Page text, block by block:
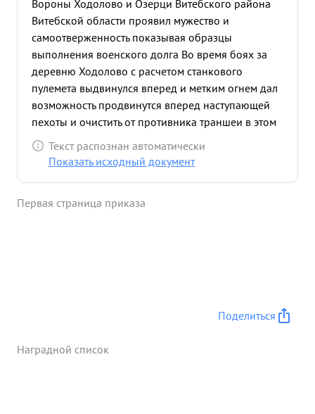
Вороны Ходолово и Озерци Витебского района
Витебской области проявил мужество и
самоотверженность показывая образцы
выполнения военского долга Во время боях за
деревню Ходолово с расчетом станкового
пулемета выдвинулся вперед и метким огнем дал
возможность продвинутся вперед наступающей
пехоты и очистить от противника траншеи в этом
бою тов. ВАКУЛА лично из станкового пулемета
уничтожил 4-х гитлеровцев и подовил огонь
Текст распознан автоматически
Показать исходный документ
Первая страница приказа
Поделиться
Наградной список